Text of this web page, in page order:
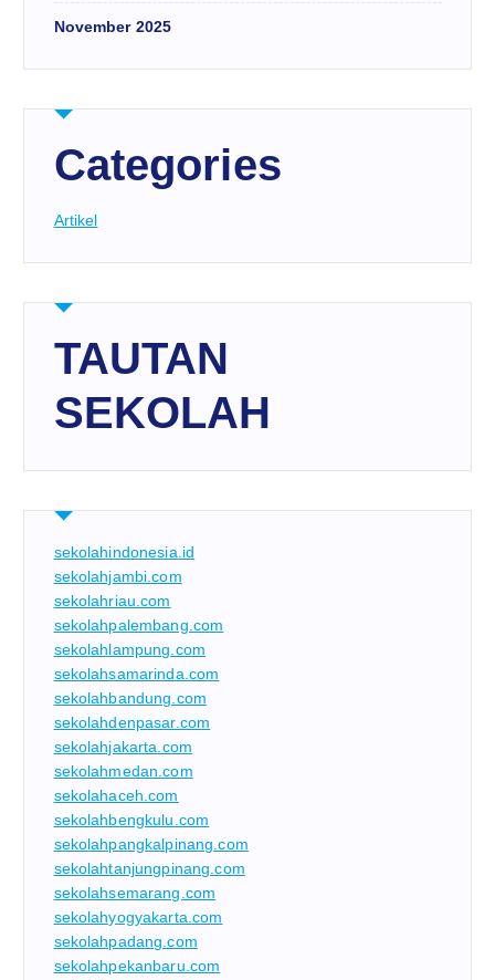
November 2025
Categories
Artikel
TAUTAN
SEKOLAH
sekolahindonesia.id
sekolahjambi.com
sekolahriau.com
sekolahpalembang.com
sekolahlampung.com
sekolahsamarinda.com
sekolahbandung.com
sekolahdenpasar.com
sekolahjakarta.com
sekolahmedan.com
sekolahaceh.com
sekolahbengkulu.com
sekolahpangkalpinang.com
sekolahtanjungpinang.com
sekolahsemarang.com
sekolahyogyakarta.com
sekolahpadang.com
sekolahpekanbaru.com